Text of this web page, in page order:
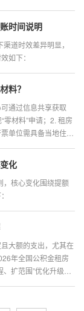
时间说明
道时效差异明显，
如下：
料？
通过信息共享获取
零材料”申请；2. 租房
单位需具备当地住房
积金中心...
化
，核心变化围绕提额
大额的支出，尤其在
年全国公积金租房
扩范围”优化升级，